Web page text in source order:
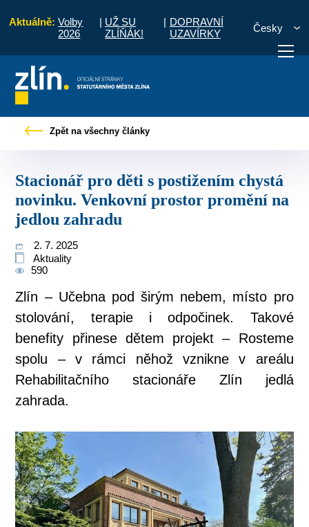
Aktuálně: Volby
2026
| UŽ SU
ZLÍŇÁK!
| DOPRAVNÍ
UZAVÍRKY
Česky
vyřídit Potřebuji zaplatit
Zpět na všechny články
Stacionář pro děti s postižením chystá
novinku. Venkovní prostor promění na
jedlou zahradu
2. 7. 2025
Aktuality
590
Zlín – Učebna pod širým nebem, místo pro
stolování, terapie i odpočinek. Takové
benefity přinese dětem projekt – Rosteme
spolu – v rámci něhož vznikne v areálu
Rehabilitačního stacionáře Zlín jedlá
zahrada.